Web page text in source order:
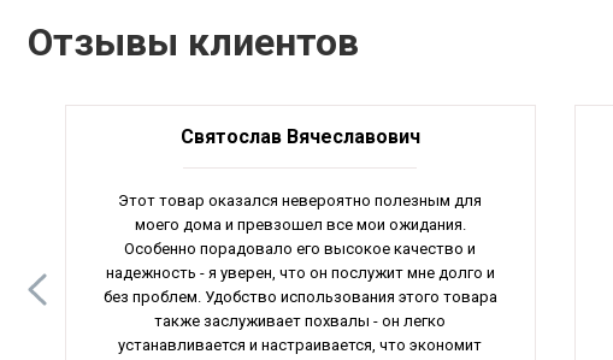
Отзывы клиентов
Святослав Вячеславович
Этот товар оказался невероятно полезным для
моего дома и превзошел все мои ожидания.
Особенно порадовало его высокое качество и
надежность - я уверен, что он послужит мне долго и
без проблем. Удобство использования этого товара
также заслуживает похвалы - он легко
устанавливается и настраивается, что экономит